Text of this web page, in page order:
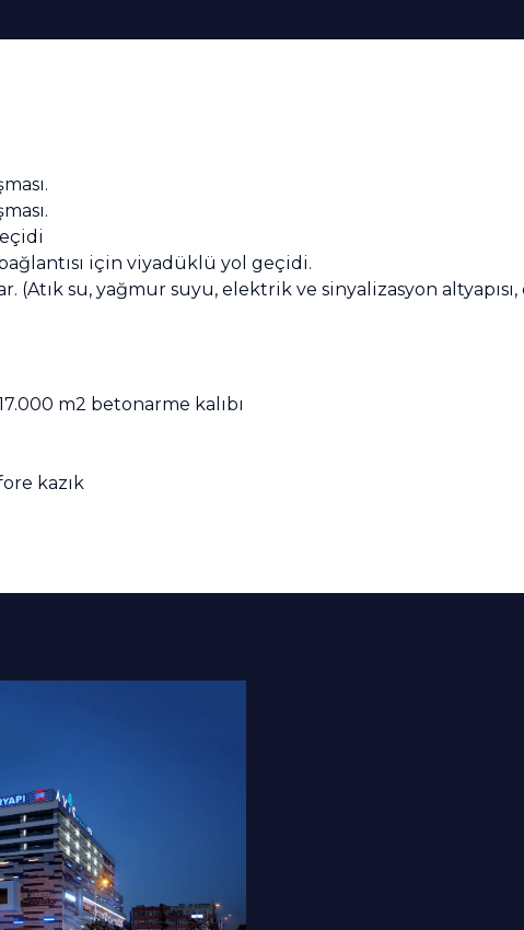
için viyadüklü yol geçidi.
(Atık su, yağmur suyu, elektrik ve sinyalizasyon
m2 betonarme kalıbı
kazık